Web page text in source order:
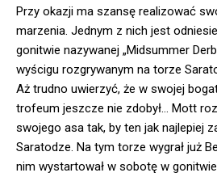
Przy okazji ma szansę realizować
marzenia. Jednym z nich jest
gonitwie nazywanej „Midsummer
wyścigu rozgrywanym na torze
Aż trudno uwierzyć, że w swojej
trofeum jeszcze nie zdobył… Mott
swojego asa tak, by ten jak najlepiej
Saratodze. Na tym torze wygrał już
nim wystartował w sobotę w gonitwie